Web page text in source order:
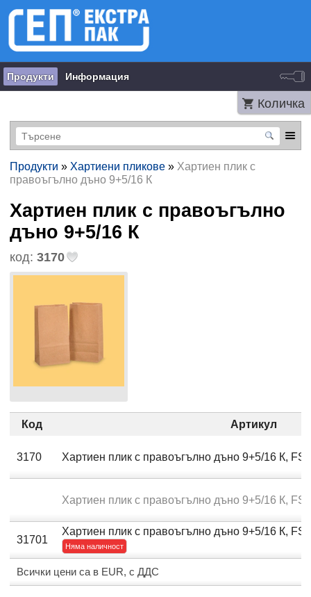
Продукти Информация
Количка
Продукти » Хартиени пликове» Хартиен плик с
правоъгълно дъно 9+5/16 К
Хартиен плик с правоъгълно
дъно 9+5/16 К
код: 3170
Код Артикул
3170 Хартиен плик с правоъгълно дъно 9+5/16 К,
Хартиен плик с правоъгълно дъно 9+5/16 К,
31701
Хартиен плик с правоъгълно дъно 9+5/16 К,
Няма наличност
Всички цени са в EUR, с ДДС